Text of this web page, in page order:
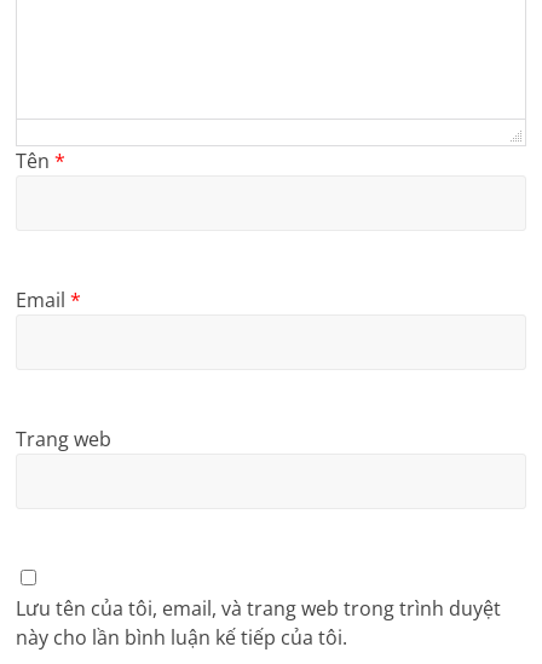
Tên*
Email*
Trang web
Lưu tên của tôi, email, và trang web trong trình duyệt
này cho lần bình luận kế tiếp của tôi.